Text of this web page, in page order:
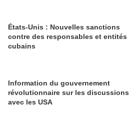
États-Unis : Nouvelles sanctions
contre des responsables et entités
cubains
Information du gouvernement
révolutionnaire sur les discussions
avec les USA